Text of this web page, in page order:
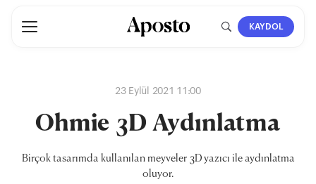
KAYDOL
23 Eylül 2021 11:00
Ohmie 3D Aydınlatma
Birçok tasarımda kullanılan meyveler 3D yazıcı ile aydınlatma
oluyor.